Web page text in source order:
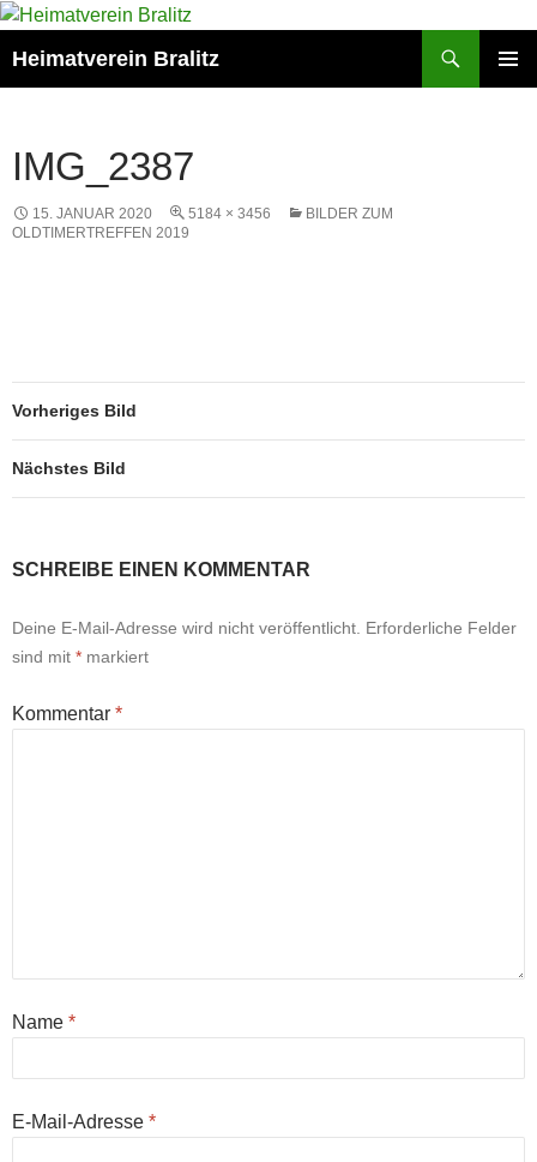
Zum
springen
Heimatverein Bralitz
IMG_2387
15. JANUAR 2020 5184 × 3456
BILDER ZUM
OLDTIMERTREFFEN 2019
Vorheriges Bild
Nächstes Bild
SCHREIBE EINEN KOMMENTAR
Deine E-Mail-Adresse wird nicht veröffentlicht. Erforderliche Felder
sind mit * markiert
Kommentar *
Name *
E-Mail-Adresse *